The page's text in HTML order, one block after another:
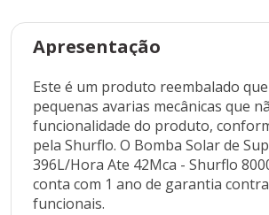
A bomba solar Shurflo 8000-443-
por diafragmas. È ideal para uso
fotovoltaica para bombeamento de
regiões remotas, como sítios,
bebedouros de água para gado.
para bombear água doce e pura a
cisternas, reservatórios, lagos e rios.
Apresentação
Este é um produto reembalado
pequenas avarias mecânicas que
funcionalidade do produto,
pela Shurflo. O Bomba Solar de
396L/Hora Ate 42Mca - Shurflo
conta com 1 ano de garantia
funcionais.